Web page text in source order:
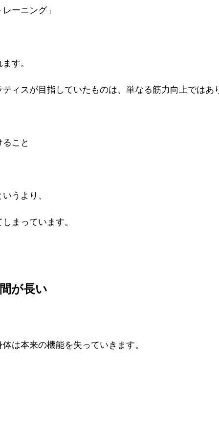
ーニング」
す。
ィスが目指していたものは、単なる筋力向上ではあ
こと
うより、
まっています。
が長い
は本来の機能を失っていきます。